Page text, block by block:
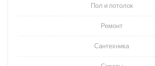
Пол и потолок
Ремонт
Сантехника